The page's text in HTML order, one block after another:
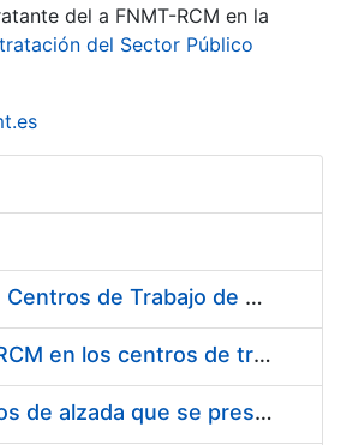
del a FNMT-RCM en la
del Sector Público
Suministro de Protectores Auditivos a medida para las personas trabajadoras de los Centros de Trabajo de Madrid y Burgos
Suministro de gafas graduadas antiproyecciones para los trabajadores de la FNMT-RCM en los centros de trabajo de Madrid y Burgos
Servicios de una empresa externa para el asesoramiento y resolución de los recursos de alzada que se presentan relacionados con procesos de selección para la FNMT-RCM